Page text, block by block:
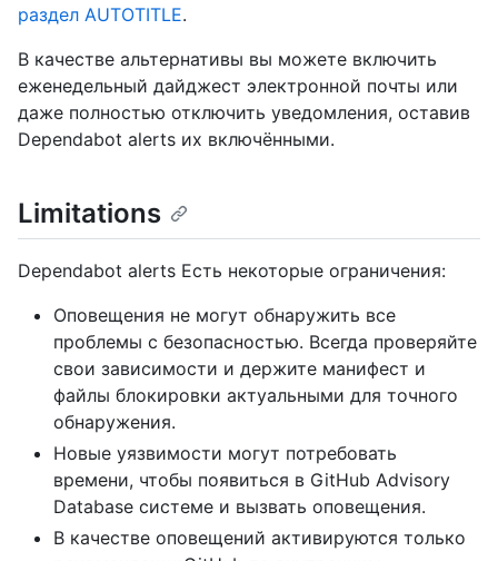
раздел AUTOTITLE.
В качестве альтернативы вы можете включить
еженедельный дайджест электронной почты или
даже полностью отключить уведомления, оставив
Dependabot alerts их включёнными.
Limitations
Dependabot alerts Есть некоторые ограничения:
Оповещения не могут обнаружить все
проблемы с безопасностью. Всегда проверяйте
свои зависимости и держите манифест и
файлы блокировки актуальными для точного
обнаружения.
Новые уязвимости могут потребовать
времени, чтобы появиться в GitHub Advisory
Database системе и вызвать оповещения.
В качестве оповещений активируются только